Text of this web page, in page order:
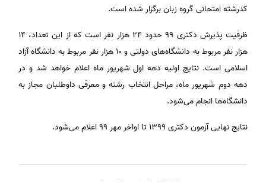
کدرشته امتحانی گروه زبان برگزار شده است.
ظرفیت پذیرش دکتری ۹۹ حدود ۲۴ هزار نفر است که از این تعداد، ۱۴
هزار نفر مربوط به دانشگاه‌های دولتی و ۱۰ هزار نفر مربوط به دانشگاه آزاد
اسلامی است. نتایج اولیه دهه اول شهریور ماه اعلام خواهد شد و در
دهه دوم شهریور ماه، مراحل انتخاب رشته و معرفی داوطلبان مجاز به
دانشگاه‌ها انجام می‌شود.
نتایج نهایی آزمون دکتری ۱۳۹۹ تا اواخر مهر ۹۹ اعلام می‌شود.